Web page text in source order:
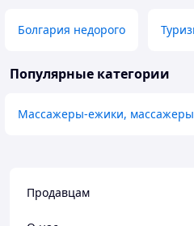
Болгария недорого
Популярные категории
Массажеры-ежики, массажеры
Продавцам